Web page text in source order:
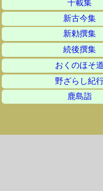
千載集
新古今集
新勅撰集
続後撰集
おくのほそ道
野ざらし紀
鹿島詣